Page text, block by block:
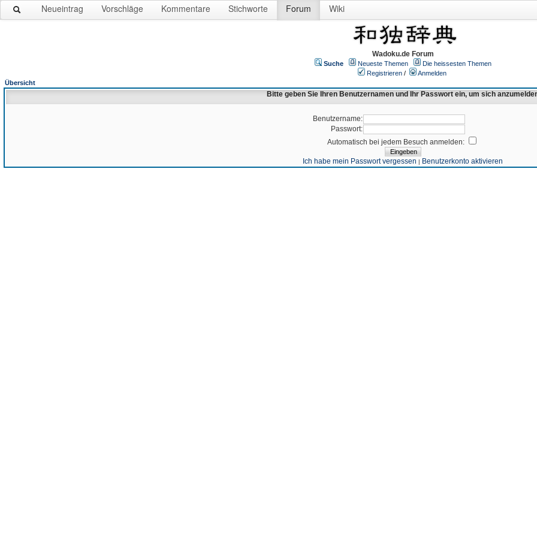
Neueintrag Vorschläge Kommentare Stichworte Forum Wiki
Wadoku.de Forum
Suche Neueste Themen
Die heissesten Themen
Registrieren /
Anmelden
Übersicht
Bitte geben Sie Ihren Benutzernamen und Ihr Passwort ein, um sich
Benutzername:
Passwort:
Automatisch bei jedem Besuch anmelden:
Ich habe mein Passwort vergessen | Benutzerkonto aktivieren